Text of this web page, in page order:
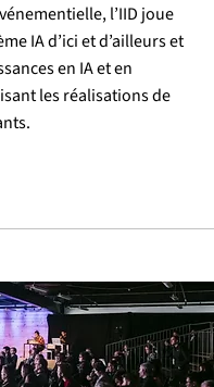
l’IID joue
IA d’ici et d’ailleurs et
en IA et en
les réalisations de